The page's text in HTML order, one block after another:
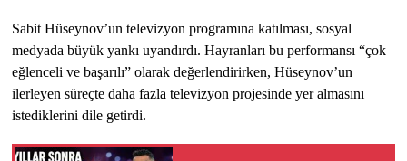
Sabit Hüseynov’un televizyon programına katılması, sosyal
medyada büyük yankı uyandırdı. Hayranları bu performansı “çok
eğlenceli ve başarılı” olarak değerlendirirken, Hüseynov’un
ilerleyen süreçte daha fazla televizyon projesinde yer almasını
istediklerini dile getirdi.